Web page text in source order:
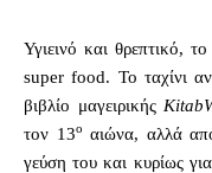
Υγιεινό και θρεπτικό,
super food. Το ταχίνι
βιβλίο μαγειρικής
τον 13ο αιώνα, αλλά
γεύση του και κυρίως